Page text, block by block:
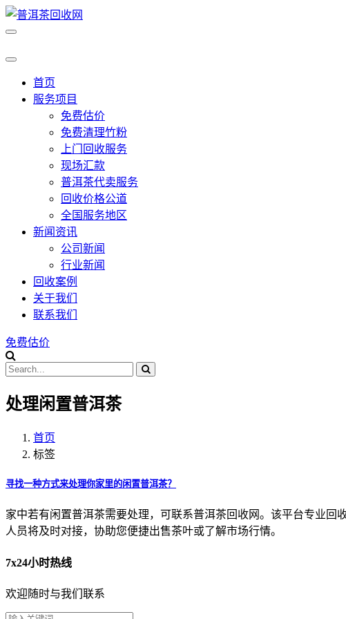
首页
服务项目
免费估价
免费清理竹粉
上门回收服务
现场汇款
普洱茶代卖服务
回收价格公道
全国服务地区
新闻资讯
公司新闻
行业新闻
回收案例
关于我们
联系我们
免费估价
处理闲置普洱茶
首页
标签
寻找一种方式来处理你家里的闲置普洱茶？
家中若有闲置普洱茶需要处理，可联系普洱茶回收网。该平台专业回
人员将及时对接，协助您便捷出售茶叶或了解市场行情。
7x24小时热线
欢迎随时与我们联系